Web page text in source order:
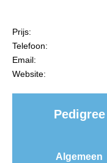
Prijs:
Telefoon:
Email:
Website:
Pedigree
Algemeen